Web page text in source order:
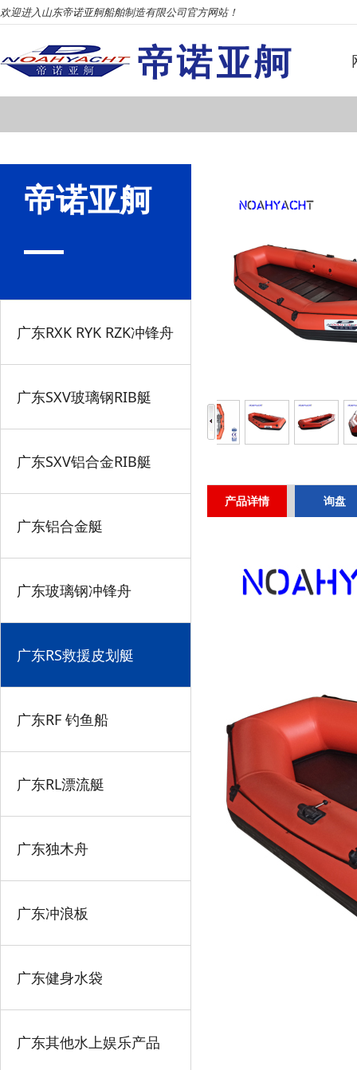
欢迎进入山东帝诺亚舸船舶制造有限公司官方网站！
帝诺亚舸
广东RXK RYK RZK冲锋舟
广东SXV玻璃钢RIB艇
广东SXV铝合金RIB艇
广东铝合金艇
广东玻璃钢冲锋舟
广东RS救援皮划艇
广东RF 钓鱼船
广东RL漂流艇
广东独木舟
广东冲浪板
广东健身水袋
广东其他水上娱乐产品
产品详情 询盘